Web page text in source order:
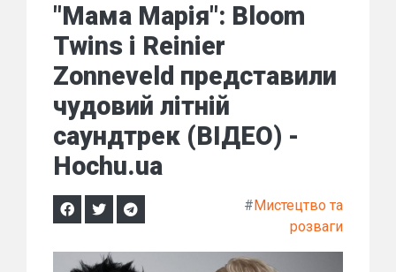
"Мама Марія": Bloom
Twins і Reinier
Zonneveld представили
чудовий літній
саундтрек (ВІДЕО) -
Hochu.ua
#Мистецтво та
розваги